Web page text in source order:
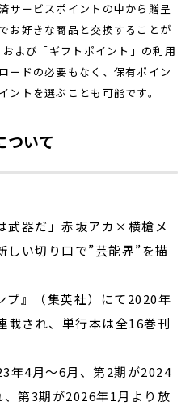
サービスポイントの中から贈呈
お好きな商品と交換することが
よび「ギフトポイント」の利用
ードの必要もなく、保有ポイン
ントを選ぶことも可能です。
いて
武器だ」赤坂アカ×横槍メ
しい切り口で”芸能界”を描
プ』（集英社）にて2020年
載され、単行本は全16巻刊
年4月～6月、第2期が2024
第3期が2026年1月より放